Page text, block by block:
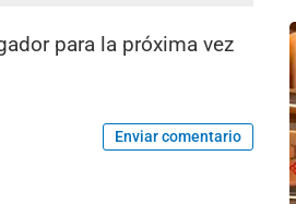
para la próxima vez
Enviar comentario